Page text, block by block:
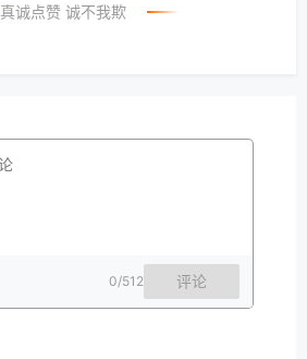
真诚点赞 诚不我欺
0/512 评论